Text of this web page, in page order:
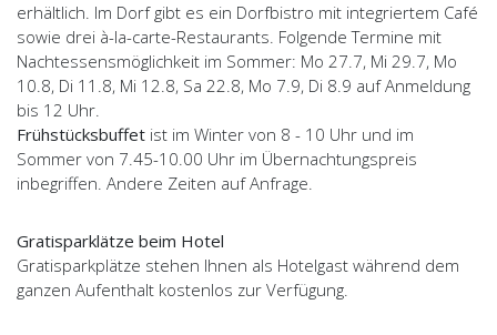
erhältlich. Im Dorf gibt es ein Dorfbistro mit integriertem Café
sowie drei à-la-carte-Restaurants. Folgende Termine mit
Nachtessensmöglichkeit im Sommer: Mo 27.7, Mi 29.7, Mo
10.8, Di 11.8, Mi 12.8, Sa 22.8, Mo 7.9, Di 8.9 auf Anmeldung
bis 12 Uhr.
Frühstücksbuffet ist im Winter von 8 - 10 Uhr und im
Sommer von 7.45-10.00 Uhr im Übernachtungspreis
inbegriffen. Andere Zeiten auf Anfrage.
Gratisparklätze beim Hotel
Gratisparkplätze stehen Ihnen als Hotelgast während dem
ganzen Aufenthalt kostenlos zur Verfügung.